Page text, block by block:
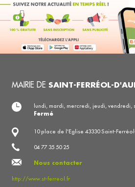
MAIRIE DE SAINT-FERRÉOL-
10 place de l'Eglise 43330 Saint-
04 77 35 50 25
Nous contacter
http://www.st-ferreol.fr
lundi, mardi, mercredi, jeudi, vendredi,
Fermé